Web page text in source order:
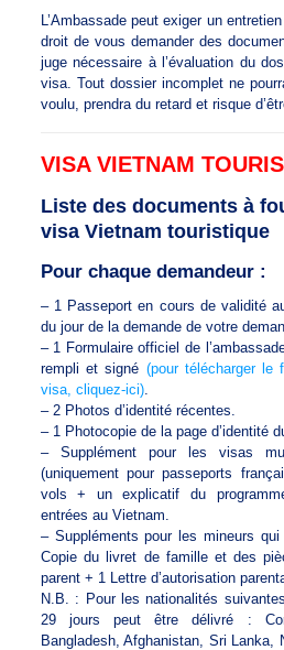
L’Ambassade peut exiger un
droit de vous demander des
juge nécessaire à l’évaluation du
visa. Tout dossier incomplet ne
voulu, prendra du retard et risque
VISA VIETNAM
Liste des documents à
visa Vietnam touristique
Pour chaque demandeur :
– 1 Passeport en cours de validité
du jour de la demande de votre
– 1 Formulaire officiel de
rempli et signé (pour télécharger le
visa, cliquez-ici).
– 2 Photos d’identité récentes.
– 1 Photocopie de la page d’identité
– Supplément pour les visas
(uniquement pour passeports
vols + un explicatif du
entrées au Vietnam.
– Suppléments pour les mineurs
Copie du livret de famille et des
parent + 1 Lettre d’autorisation
N.B. : Pour les nationalités
29 jours peut être délivré :
Bangladesh, Afghanistan, Sri Lanka,